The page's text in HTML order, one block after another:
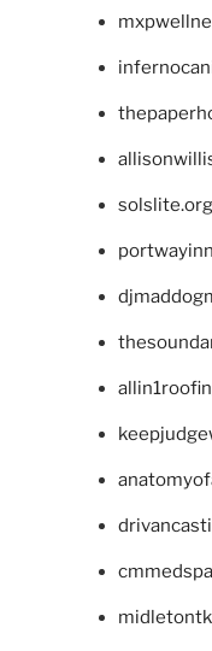
solslite.org